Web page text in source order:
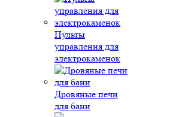
Пульты
управления для
электрокаменок
Дровяные печи
для бани